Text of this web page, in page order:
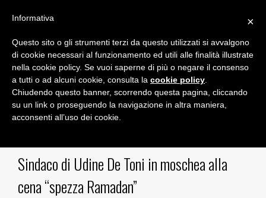
Marco Orioles
Sindaco di Udine De Toni in moschea alla
cena “spezza Ramadan”
×
Informativa
Questo sito o gli strumenti terzi da questo utilizzati si avvalgono
di cookie necessari al funzionamento ed utili alle finalità illustrate
nella cookie policy. Se vuoi saperne di più o negare il consenso
a tutti o ad alcuni cookie, consulta la cookie policy
Chiudendo questo banner, scorrendo questa pagina, cliccando
su un link o proseguendo la navigazione in altra maniera,
acconsenti all’uso dei cookie.